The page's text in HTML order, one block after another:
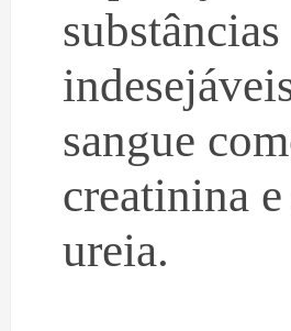
substâncias
sangue
creatinina e
ureia.